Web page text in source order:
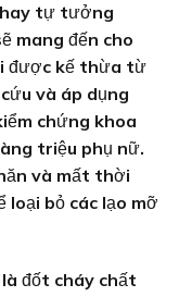
hay tự tưởng
mang đến cho
được kế thừa từ
và áp dụng
chứng khoa
triệu phụ nữ.
và mất thời
bỏ các lạo mỡ
đốt cháy chất